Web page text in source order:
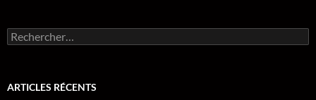
Rechercher :
ARTICLES RÉCENTS